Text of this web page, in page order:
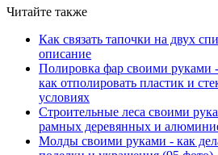
Читайте также
Как связать тапочки на двух
описание
Полировка фар своими руками
как отполировать пластик и
условиях
Строительные леса своими
рамных деревянных и
Молды своими руками - как